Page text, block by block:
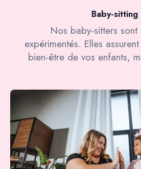
Baby-sitting
Nos baby-sitters
expérimentés. Elles
bien-être de vos enfants,